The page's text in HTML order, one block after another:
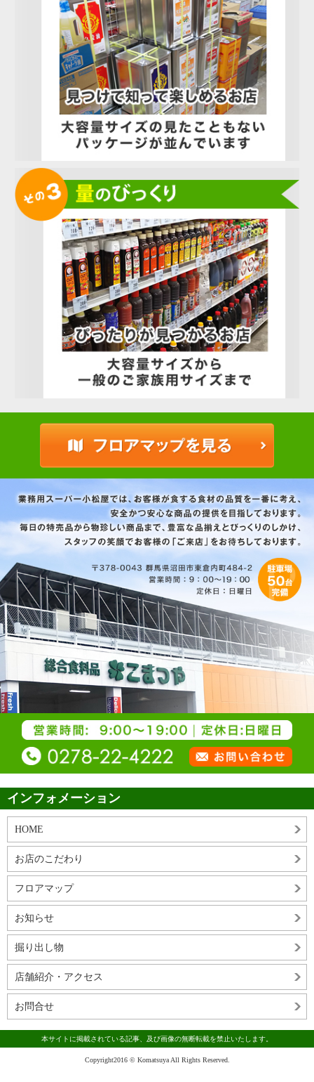
インフォメーション
HOME
お店のこだわり
フロアマップ
お知らせ
掘り出し物
店舗紹介・アクセス
お問合せ
本サイトに掲載されている記事、及び画像の無断転載を禁止いたします。
Copyright2016 © Komatsuya All Rights Reserved.